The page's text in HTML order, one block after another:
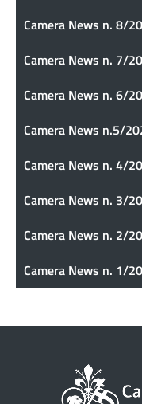
Camera News n. 8/
Camera News n. 7/
Camera News n. 6/
Camera News n.5/
Camera News n. 4/
Camera News n. 3/
Camera News n. 2/
Camera News n. 1/